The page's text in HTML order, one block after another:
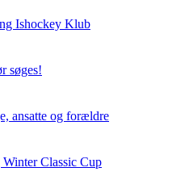
Ishockey Klub
søges!
ansatte og forældre
Classic Cup